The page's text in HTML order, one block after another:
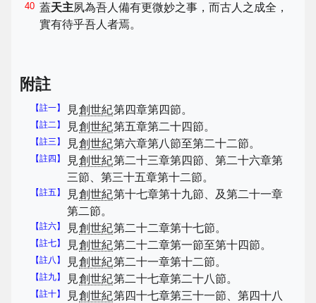
40 蓋天主夙為吾人備有更微妙之事，而古人之成全，
實有待乎吾人者焉。
附註
【註一】 見創世紀第四章第四節。
【註二】 見創世紀第五章第二十四節。
【註三】 見創世紀第六章第八節至第二十二節。
【註四】 見創世紀第二十三章第四節、第二十六章第
三節、第三十五章第十二節。
【註五】 見創世紀第十七章第十九節、及第二十一章
第二節。
【註六】 見創世紀第二十二章第十七節。
【註七】 見創世紀第二十二章第一節至第十四節。
【註八】 見創世紀第二十一章第十二節。
【註九】 見創世紀第二十七章第二十八節。
【註十】 見創世紀第四十七章第三十一節、第四十八